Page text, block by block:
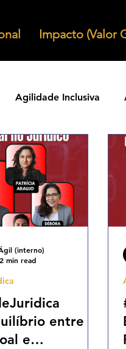
Impacto (Valor
Agilidade Inclusiva
em Produtos
Agilidade Em Escala
entre
e
(interno)
2 min read